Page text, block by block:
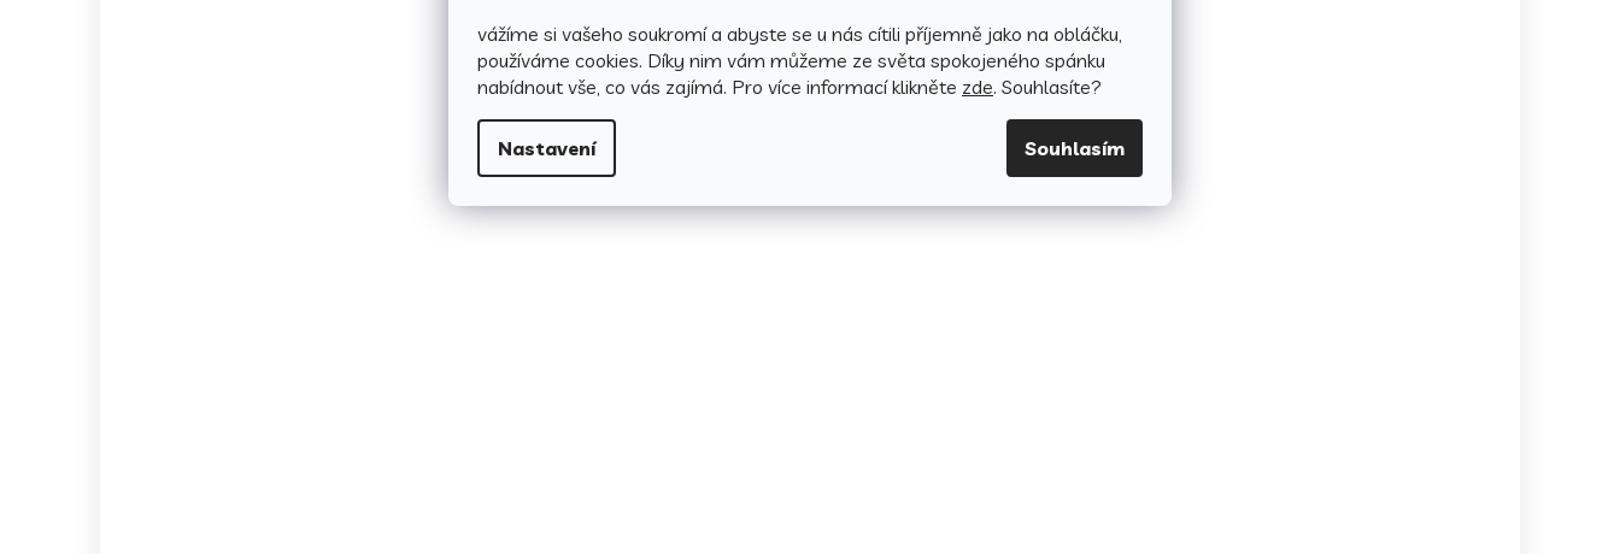
vážíme si vašeho soukromí a abyste se u nás cítili příjemně jako na obláčku,
používáme cookies. Díky nim vám můžeme ze světa spokojeného spánku
nabídnout vše, co vás zajímá. Pro více informací klikněte zde. Souhlasíte?
Nastavení Souhlasím